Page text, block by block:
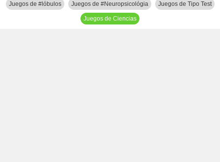
Juegos de #lóbulos Juegos de #Neuropsicológia Juegos de Tipo Test
Juegos de Ciencias